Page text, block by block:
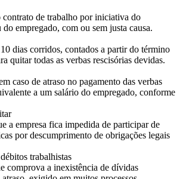
de trabalho por iniciativa do
empregado, com ou sem justa causa.
dias corridos, contados a partir do término
quitar todas as verbas rescisórias devidas.
caso de atraso no pagamento das verbas
a um salário do empregado, conforme
a empresa fica impedida de participar de
por descumprimento de obrigações legais
trabalhistas
comprova a inexistência de dívidas